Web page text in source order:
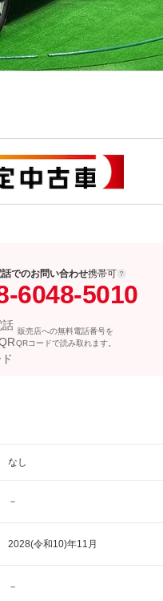
話でのお問い合わせ携帯可
6048-5010
販売店への無料電話番号を
QRコードで読み取れます。
なし
－
2028(令和10)年11月
－